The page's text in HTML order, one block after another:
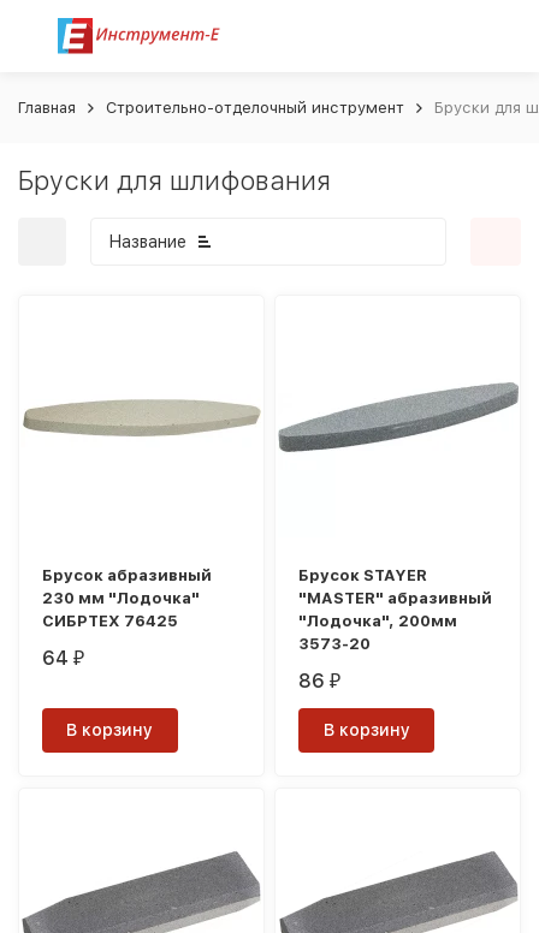
Главная Строительно-отделочный инструмент Бруски для
Бруски для шлифования
Название
Брусок абразивный
230 мм "Лодочка"
СИБРТЕХ 76425
64₽
В корзину
Брусок STAYER
"MASTER" абразивный
"Лодочка", 200мм
3573-20
86₽
В корзину